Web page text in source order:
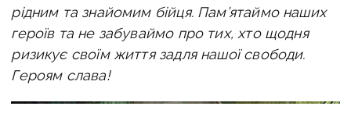
рідним та знайомим бійця. Пам’ятаймо наших
героїв та не забуваймо про тих, хто щодня
ризикує своїм життя задля нашої свободи.
Героям слава!